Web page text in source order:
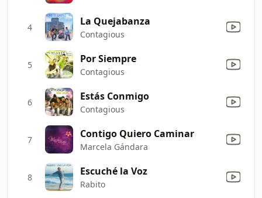
4 La Quejabanza
Contagious
5 Por Siempre
Contagious
6 Estás Conmigo
Contagious
7 Contigo Quiero Caminar
Marcela Gándara
8 Escuché la Voz
Rabito